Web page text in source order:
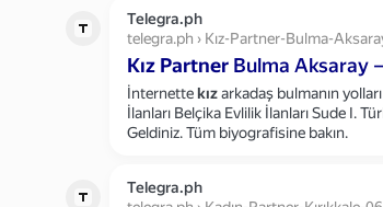
Telegra.ph
telegra.ph › Kız-Partner-Bulma-
Kız Partner Bulma Aksaray
İnternettekızarkadaş bulmanın
İlanları Belçika Evlilik İlanları Sude I.
Geldiniz. Tüm biyografisine bakın.
Telegra.ph